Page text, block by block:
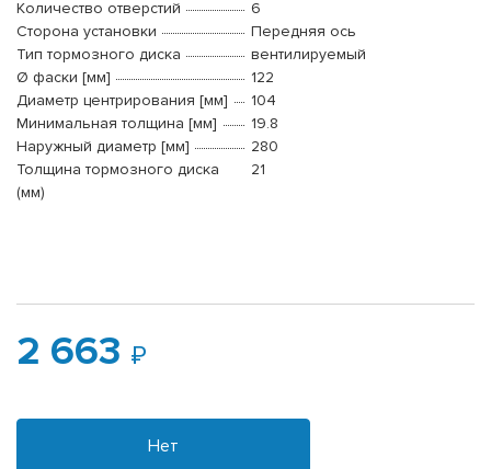
Количество отверстий
6
Сторона установки
Передняя ось
Тип тормозного диска
вентилируемый
Ø фаски [мм]
122
Диаметр центрирования [мм]
104
Минимальная толщина [мм]
19.8
Наружный диаметр [мм]
280
Толщина тормозного диска
(мм)
21
2 663
Нет